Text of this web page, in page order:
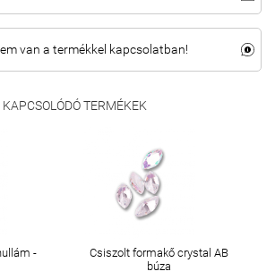
van a termékkel kapcsolatban!
KAPCSOLÓDÓ TERMÉKEK
-
Csiszolt formakő crystal AB
búza